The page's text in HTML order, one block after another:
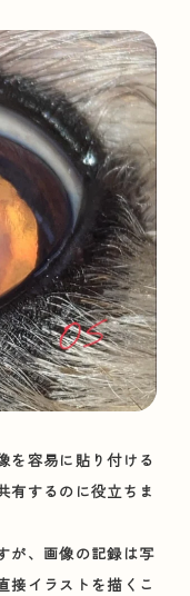
を容易に貼り付ける
有するのに役立ちま
が、画像の記録は写
接イラストを描くこ